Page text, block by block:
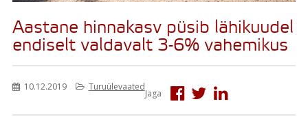
Aastane hinnakasv püsib lähikuudel
endiselt valdavalt 3-6% vahemikus
10.12.2019 Turuülevaated
Jaga